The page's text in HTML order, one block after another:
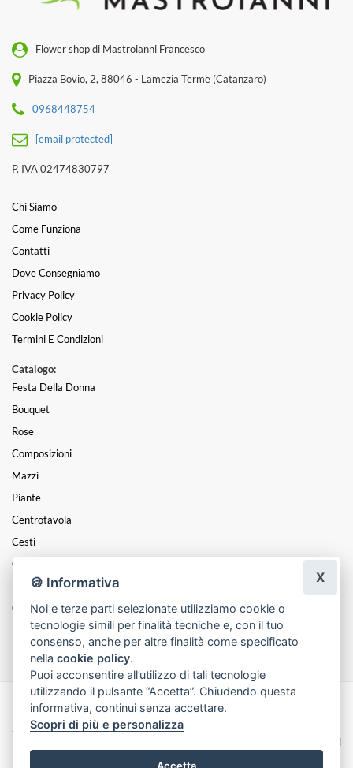
Flower shop di Mastroianni Francesco
Piazza Bovio, 2, 88046 - Lamezia Terme (Catanzaro)
0968448754
[email protected]
P. IVA 02474830797
Chi Siamo
Come Funziona
Contatti
Dove Consegniamo
Privacy Policy
Cookie Policy
Termini E Condizioni
Catalogo:
Festa Della Donna
Bouquet
Rose
Composizioni
Mazzi
Piante
Centrotavola
Cesti
Cuori
Natale
Coroncine
Funebre
Made with byInfoser.it- Realizzazione Siti ecommerce per Fioristi
2026
Termini e Condizioni
🍪 Informativa
Noi e terze parti selezionate utilizziamo cookie o
tecnologie simili per finalità tecniche e, con il tuo
consenso, anche per altre finalità come specificato
nellacookie policy.
Puoi acconsentire all’utilizzo di tali tecnologie
utilizzando il pulsante “Accetta”. Chiudendo questa
informativa, continui senza accettare.
Scopri di più e personalizza
X